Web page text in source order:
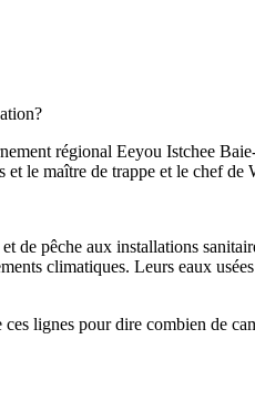
régional Eeyou Istchee
le maître de trappe et le chef
de pêche aux installations
climatiques. Leurs eaux
lignes pour dire combien de